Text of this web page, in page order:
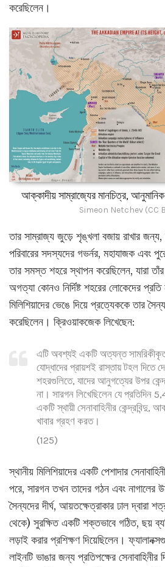
করেছিলেন।
আক্কাদীয় সাম্রাজ্যের মানচিত্র,
Simeon Netchev (CC
তার সাম্রাজ্য জুড়ে শৃঙ্খলা বজায় রাখার জন্য,
পরিবারের সদস্যদের গভর্নর, মহাযাজক এবং
তার সমস্ত শহরে স্থাপন করেছিলেন, যারা
অগত্যা কোনও নির্দিষ্ট শহরের লোকেদের
মিলিশিয়াদের ভেঙে দিয়ে প্রত্যেককে তার
করেছিলেন। ক্রিওয়াকজেক লিখেছেন:
এটি অবশ্যই একটি অত্যন্ত
যোদ্ধাদের প্রায়শই রাস্তায় টহল দিতে
শহরগুলিতে, যাদের আনুগত্যের উপর
না। সারগন লিখেছিলেন যে
একটি স্থায়ী সেনাবাহিনীর কেন্দ্রবিন্দু,
খাবার গ্রহণ করত।
(125)
স্থানীয় মিলিশিয়াদের একটি পেশাদার
পরে, সারগন তখন তাদের গঠন এবং নাগালের
সৈন্যদের দীর্ঘ, আয়তক্ষেত্রাকার ঢাল
থেকে) সুরক্ষিত একটি শক্তভাবে গঠিত, ছয়
লড়াই করার প্রশিক্ষণ দিয়েছিলেন।
লাইনটি ভাঙার জন্য প্রতিপক্ষের